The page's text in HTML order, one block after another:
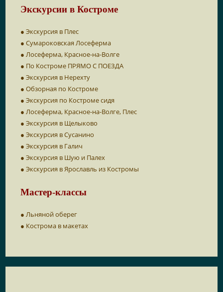
Экскурсии в Костроме
● Экскурсия в Плес
● Сумароковская Лосеферма
● Лосеферма, Красное-на-Волге
● По Костроме ПРЯМО С ПОЕЗДА
● Экскурсия в Нерехту
● Обзорная по Костроме
● Экскурсия по Костроме сидя
● Лосеферма, Красное-на-Волге, Плес
● Экскурсия в Щелыково
● Экскурсия в Сусанино
● Экскурсия в Галич
● Экскурсия в Шую и Палех
● Экскурсия в Ярославль из Костромы
Мастер-классы
● Льняной оберег
● Кострома в макетах